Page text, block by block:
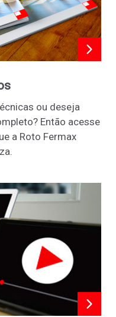
ou deseja
Então acesse
a Roto Fermax